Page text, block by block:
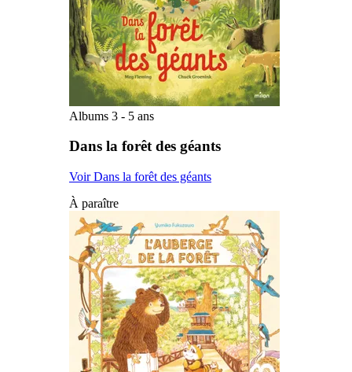
Albums 3 - 5 ans
Dans la forêt des géants
Voir Dans la forêt des géants
À paraître